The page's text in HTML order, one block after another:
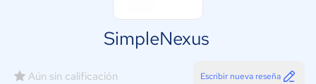
SimpleNexus
Aún sin calificación Escribir nueva reseña